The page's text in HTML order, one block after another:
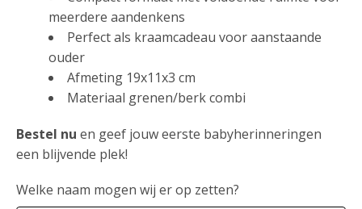
meerdere aandenkens
Perfect als kraamcadeau voor aanstaande
ouder
Afmeting 19x11x3 cm
Materiaal grenen/berk combi
Bestel nu en geef jouw eerste babyherinneringen
een blijvende plek!
Welke naam mogen wij er op zetten?